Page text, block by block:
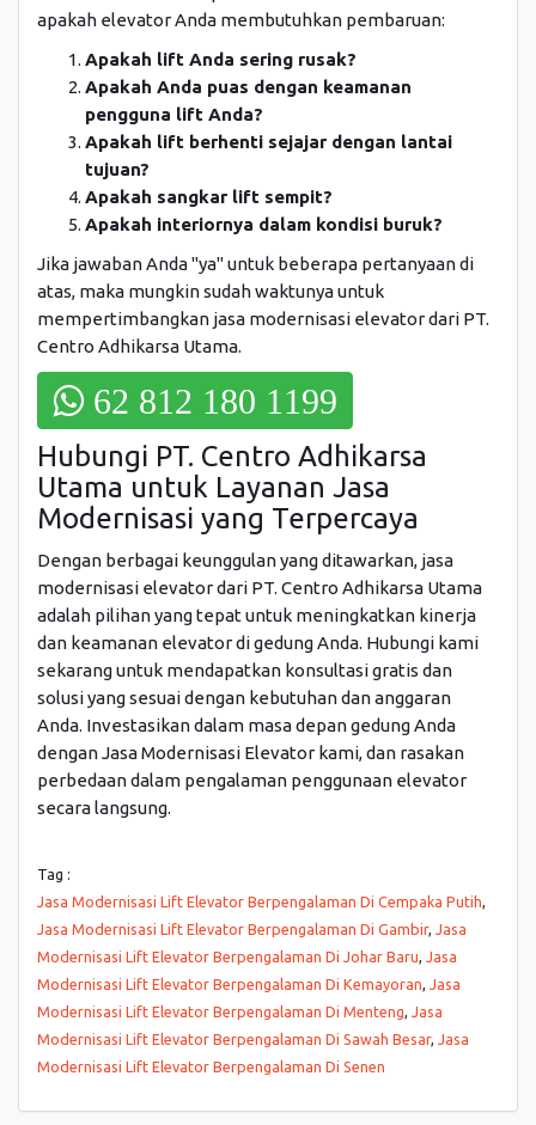
apakah elevator Anda membutuhkan pembaruan:
Apakah lift Anda sering rusak?
Apakah Anda puas dengan keamanan
pengguna lift Anda?
Apakah lift berhenti sejajar dengan lantai
tujuan?
Apakah sangkar lift sempit?
Apakah interiornya dalam kondisi buruk?
Jika jawaban Anda "ya" untuk beberapa pertanyaan di
atas, maka mungkin sudah waktunya untuk
mempertimbangkan jasa modernisasi elevator dari PT.
Centro Adhikarsa Utama.
62 812 180 1199
Hubungi PT. Centro Adhikarsa
Utama untuk Layanan Jasa
Modernisasi yang Terpercaya
Dengan berbagai keunggulan yang ditawarkan, jasa
modernisasi elevator dari PT. Centro Adhikarsa Utama
adalah pilihan yang tepat untuk meningkatkan kinerja
dan keamanan elevator di gedung Anda. Hubungi kami
sekarang untuk mendapatkan konsultasi gratis dan
solusi yang sesuai dengan kebutuhan dan anggaran
Anda. Investasikan dalam masa depan gedung Anda
dengan Jasa Modernisasi Elevator kami, dan rasakan
perbedaan dalam pengalaman penggunaan elevator
secara langsung.
Tag :
Jasa Modernisasi Lift Elevator Berpengalaman Di Cempaka Putih,
Jasa Modernisasi Lift Elevator Berpengalaman Di Gambir, Jasa
Modernisasi Lift Elevator Berpengalaman Di Johar Baru, Jasa
Modernisasi Lift Elevator Berpengalaman Di Kemayoran, Jasa
Modernisasi Lift Elevator Berpengalaman Di Menteng, Jasa
Modernisasi Lift Elevator Berpengalaman Di Sawah Besar, Jasa
Modernisasi Lift Elevator Berpengalaman Di Senen